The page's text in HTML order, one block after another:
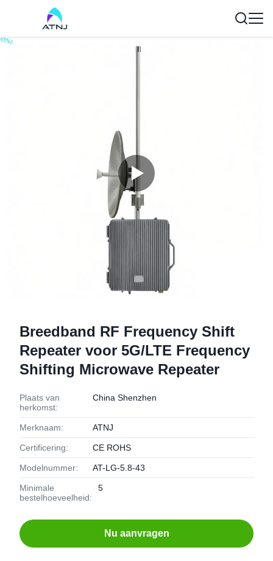
Breedband RF Frequency Shift
Repeater voor 5G/LTE Frequency
Shifting Microwave Repeater
Plaats van
herkomst:
China Shenzhen
Merknaam: ATNJ
Certificering: CE ROHS
Modelnummer: AT-LG-5.8-43
Minimale
bestelhoeveelheid:
5
Nu aanvragen